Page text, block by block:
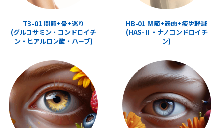
TB-01 関節+骨+巡り
(グルコサミン・コンドロイチ
ン・ヒアルロン酸・ハーブ)
HB-01 関節+筋肉+疲労軽減
(HAS-Ⅱ・ナノコンドロイチ
ン)